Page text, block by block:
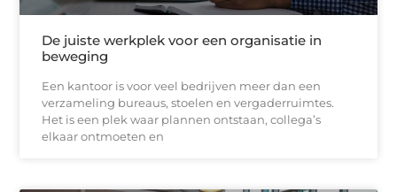
De juiste werkplek voor een organisatie in
beweging
Een kantoor is voor veel bedrijven meer dan een
verzameling bureaus, stoelen en vergaderruimtes.
Het is een plek waar plannen ontstaan, collega’s
elkaar ontmoeten en